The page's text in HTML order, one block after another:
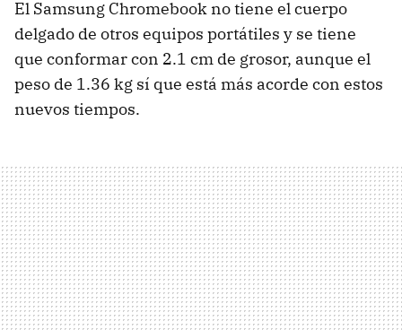
El Samsung Chromebook no tiene el cuerpo
delgado de otros equipos portátiles y se tiene
que conformar con 2.1 cm de grosor, aunque el
peso de 1.36 kg sí que está más acorde con estos
nuevos tiempos.